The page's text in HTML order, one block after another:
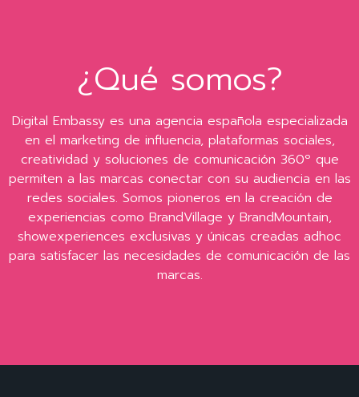
¿Qué somos?
Digital Embassy es una agencia española especializada
en el marketing de influencia, plataformas sociales,
creatividad y soluciones de comunicación 360º que
permiten a las marcas conectar con su audiencia en las
redes sociales. Somos pioneros en la creación de
experiencias como BrandVillage y BrandMountain,
showexperiences exclusivas y únicas creadas adhoc
para satisfacer las necesidades de comunicación de las
marcas.